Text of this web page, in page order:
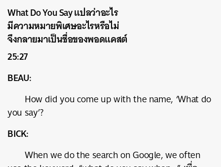
What Do You Say แปลว่าอะไร
มีความหมายพิเศษอะไรหรือไม่
จึงกลายมาเป็นชื่อของพอดแคสต์
25:27
BEAU:
How did you come up with the name, ‘What do
you say’?
BICK:
When we do the search on Google, we often